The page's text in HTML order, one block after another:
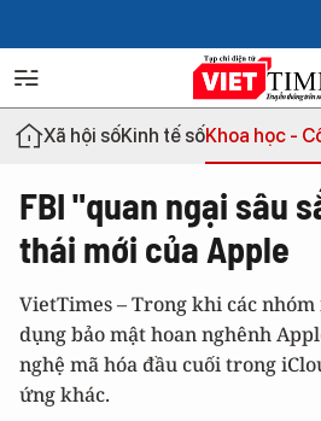
Xã hội sốKinh tế sốKhoa học -
FBI "quan ngại sâu
thái mới của Apple
VietTimes – Trong khi các
dụng bảo mật hoan nghênh
nghệ mã hóa đầu cuối trong
ứng khác.